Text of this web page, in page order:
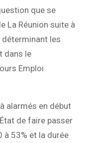
que se
La Réunion suite à
déterminant les
dans le
Emploi
alarmés en début
de faire passer
à 53% et la durée